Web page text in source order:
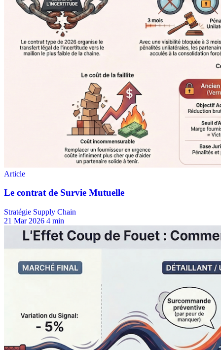
Stratégie Supply Chain
21 Mar 2026 4 min